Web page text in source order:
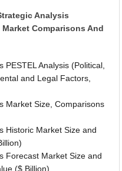
Analysis
Comparisons And
Analysis (Political,
and Legal Factors,
Market Size, Comparisons
Historic Market Size and
Forecast Market Size and
($ Billion)